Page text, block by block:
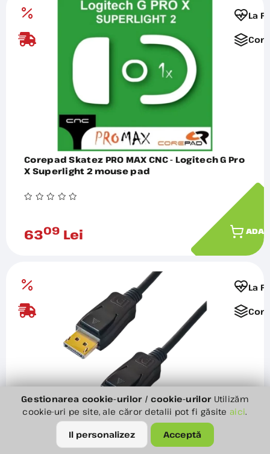
La
Corepad Skatez PRO MAX CNC - Logitech G Pro
X Superlight 2 mouse pad
6309 Lei
La
Yenkee YVC1 Cablu DISPLAYPORT, 2M
Gestionarea cookie-urilor / cookie-urilorUtilizăm
cookie-uri pe site, ale căror detalii pot fi găsiteaici.
Il personalizez
Acceptă